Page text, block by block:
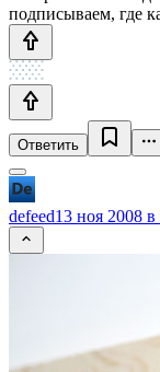
подписываем, где
Ответить
defeed13 ноя 2008 в